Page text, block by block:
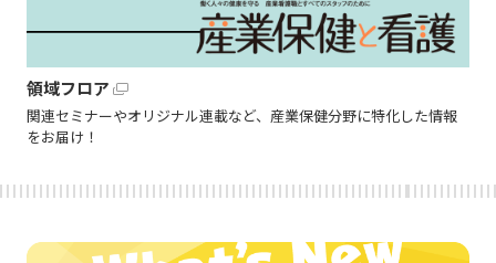
領域フロア
関連セミナーやオリジナル連載など、産業保健分野に特化した情報
をお届け！